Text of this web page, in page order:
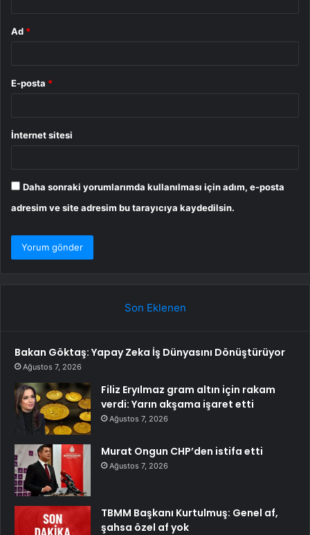
Ad *
E-posta *
İnternet sitesi
Daha sonraki yorumlarımda kullanılması için adım, e-posta
adresim ve site adresim bu tarayıcıya kaydedilsin.
Son Eklenen
Bakan Göktaş: Yapay Zeka İş Dünyasını Dönüştürüyor
Ağustos 7, 2026
Filiz Eryılmaz gram altın için rakam
verdi: Yarın akşama işaret etti
Ağustos 7, 2026
Murat Ongun CHP’den istifa etti
Ağustos 7, 2026
TBMM Başkanı Kurtulmuş: Genel af,
şahsa özel af yok